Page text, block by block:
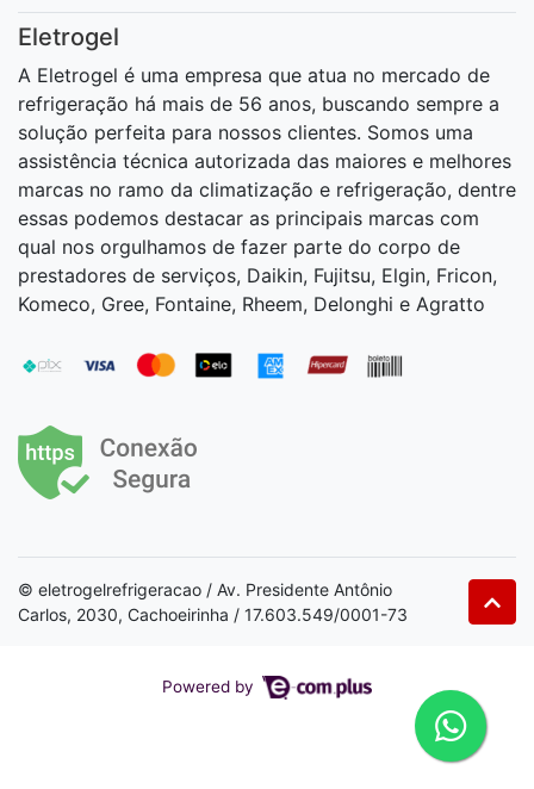
Eletrogel
A Eletrogel é uma empresa que atua no mercado de
refrigeração há mais de 56 anos, buscando sempre a
solução perfeita para nossos clientes. Somos uma
assistência técnica autorizada das maiores e melhores
marcas no ramo da climatização e refrigeração, dentre
essas podemos destacar as principais marcas com
qual nos orgulhamos de fazer parte do corpo de
prestadores de serviços, Daikin, Fujitsu, Elgin, Fricon,
Komeco, Gree, Fontaine, Rheem, Delonghi e Agratto
© eletrogelrefrigeracao / Av. Presidente Antônio
Carlos, 2030, Cachoeirinha / 17.603.549/0001-73
Powered by